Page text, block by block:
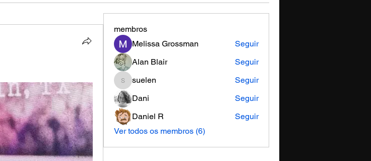
membros
Melissa Grossman
Seguir
Alan Blair
Seguir
suelen
suelen
Seguir
Dani
Seguir
Daniel R
Seguir
Ver todos os membros (6)